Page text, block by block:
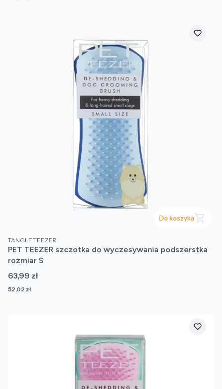
Do koszyka
PRODUCENT
TANGLE TEEZER
PET TEEZER szczotka do wyczesywania podszerstka
rozmiar S
Cena
63,99 zł
Cena
52,02 zł